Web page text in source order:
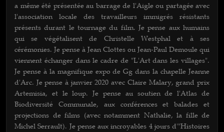
a même été présentée au barrage de l'Aigle ou partagée avec
l'association locale des travailleurs immigrés résistants
présents durant le tournage du film. Je pense aux humains
qui se végétalisent de Christelle Westphal et à ses
cérémonies. Je pense à Jean Clottes ou Jean-Paul Demoule qui
viennent échanger dans le cadre de "L'Art dans les villages".
Je pense à la magnifique expo de Gg dans la chapelle Jeanne
d'Arc. Je pense à janvier 2020 avec Claire Malary, grand prix
Artemisia, et le loup. Je pense au soutien de l'Atlas de
Biodiversité Communale, aux conférences et balades et
projections de films (avec notamment Nathalie, la fille de
Michel Serrault). Je pense aux incroyables 4 jours d'"Histoires